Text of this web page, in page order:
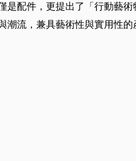
是配件，更提出了「行動藝
潮流，兼具藝術性與實用性